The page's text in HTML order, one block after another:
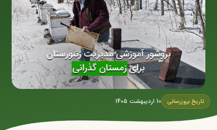
تاریخ بروزرسانی 10 اردیبهشت 1405